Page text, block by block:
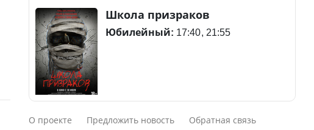
Министр рассказал, из
чего делают колбасу в
Казахстане
почему казахстанские
потерпел крушение в
Южной Корее, погибли
120 человек
Актау: Путин принес
Школа призраков
Юбилейный: 17:40 21:55
Смешарики сквозь вселенные
О проекте Предложить новость
Обратная связь